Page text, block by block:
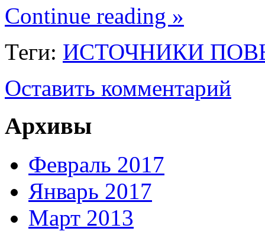
Continue reading »
Теги: ИСТОЧНИКИ
Оставить комментарий
Архивы
Февраль 2017
Январь 2017
Март 2013